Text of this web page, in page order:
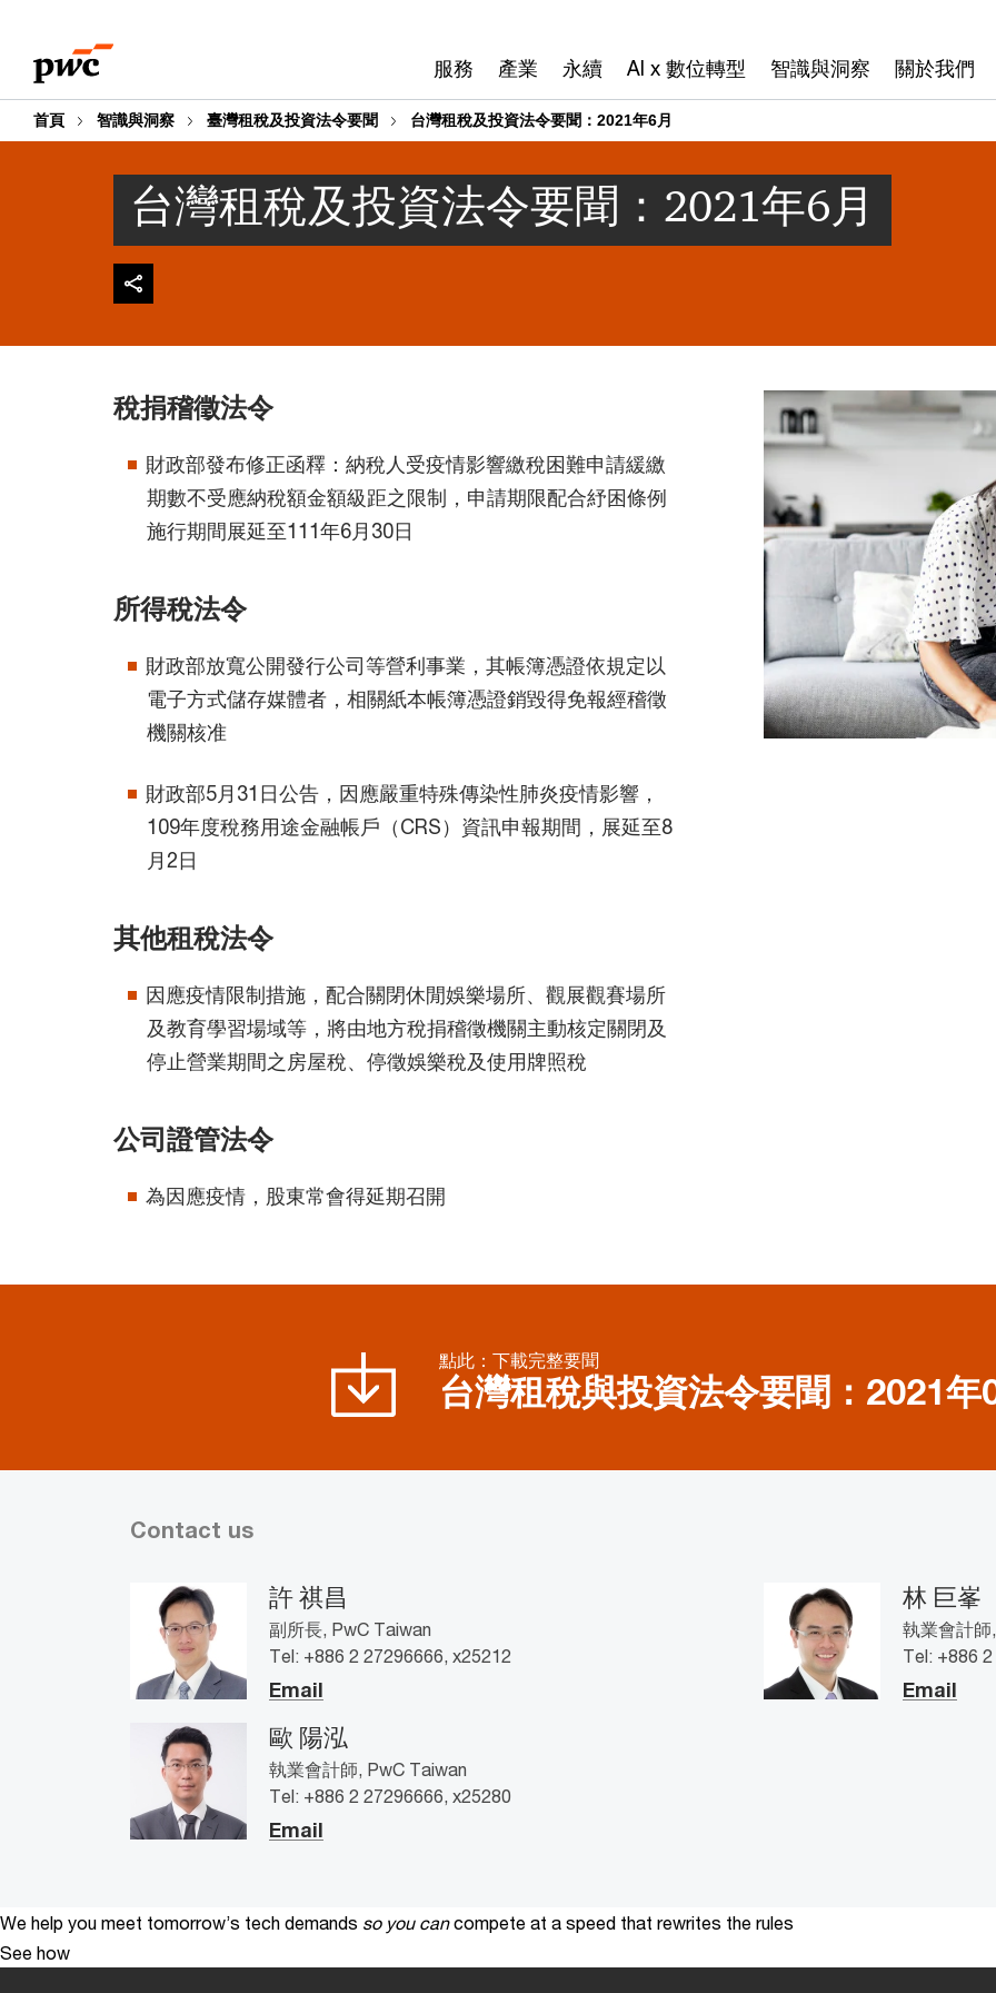
content
footer
服務 產業 永續 AI x 數位轉型 智識與洞察 關於我們
首頁 智識與洞察 臺灣租稅及投資法令要聞 台灣租稅及投資法令要聞：2021年6月
台灣租稅及投資法令要聞：2021年6月
稅捐稽徵法令
財政部發布修正函釋：納稅人受疫情影響繳稅困難申請緩繳
期數不受應納稅額金額級距之限制，申請期限配合紓困條例
施行期間展延至111年6月30日
所得稅法令
財政部放寬公開發行公司等營利事業，其帳簿憑證依規定以
電子方式儲存媒體者，相關紙本帳簿憑證銷毀得免報經稽徵
機關核准
財政部5月31日公告，因應嚴重特殊傳染性肺炎疫情影響，
109年度稅務用途金融帳戶（CRS）資訊申報期間，展延至8
月2日
其他租稅法令
因應疫情限制措施，配合關閉休閒娛樂場所、觀展觀賽場所
及教育學習場域等，將由地方稅捐稽徵機關主動核定關閉及
停止營業期間之房屋稅、停徵娛樂稅及使用牌照稅
公司證管法令
為因應疫情，股東常會得延期召開
點此：下載完整要聞
台灣租稅與投資法令要聞：2021
Contact us
許 祺昌
副所長, PwC Taiwan
Tel: +886 2 27296666, x25212
Email
林 巨峯
執業會計
Tel: +886
Email
歐 陽泓
執業會計師, PwC Taiwan
Tel: +886 2 27296666, x25280
Email
We help you meet tomorrow’s tech demands so you can compete at a speed that rewrites the rules
See how